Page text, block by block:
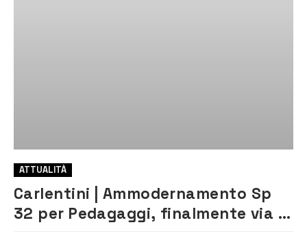
ATTUALITÀ
Carlentini | Ammodernamento Sp
32 per Pedagaggi, finalmente via ai